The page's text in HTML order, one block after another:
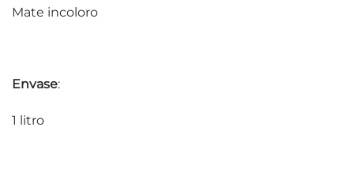
Mate incoloro
Envase:
1 litro